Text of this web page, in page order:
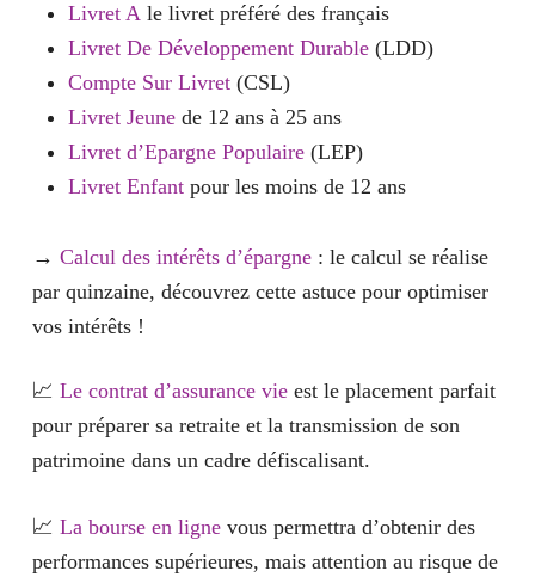
Livret Ale livret préféré des français
Livret De Développement Durable(LDD)
Compte Sur Livret(CSL)
Livret Jeunede 12 ans à 25 ans
Livret d’Epargne Populaire(LEP)
Livret Enfantpour les moins de 12 ans
→ Calcul des intérêts d’épargne: le calcul se réalise
par quinzaine, découvrez cette astuce pour optimiser
vos intérêts !
📈 Le contrat d’assurance vieest le placement parfait
pour préparer sa retraite et la transmission de son
patrimoine dans un cadre défiscalisant.
📈 La bourse en lignevous permettra d’obtenir des
performances supérieures, mais attention au risque de